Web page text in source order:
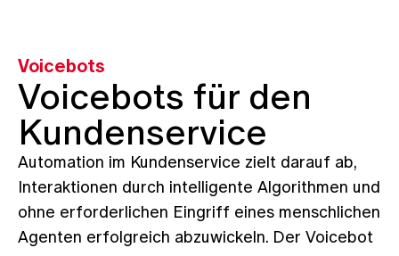
Voicebots
Voicebots für den
Kundenservice
Automation im Kundenservice zielt darauf ab,
Interaktionen durch intelligente Algorithmen und
ohne erforderlichen Eingriff eines menschlichen
Agenten erfolgreich abzuwickeln. Der Voicebot